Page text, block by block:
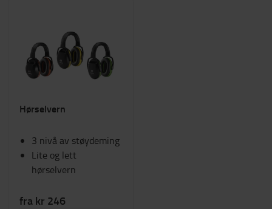
Tilbehør til gaffeltrucker
Sikkerhet
Traller & Sparkesykkler
Batteri og Elektronik
Seter
Arbeidsklær
TOYOTA FanShop
Lys
Arbeidsområde og lager
Hørselvern
3 nivå av støydeming
Lite og lett
hørselvern
fra kr 246